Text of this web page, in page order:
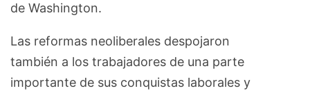
de Washington.
Las reformas neoliberales despojaron
también a los trabajadores de una parte
importante de sus conquistas laborales y